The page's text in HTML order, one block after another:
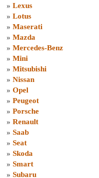
» Lexus
» Lotus
» Maserati
» Mazda
» Mercedes-Benz
» Mini
» Mitsubishi
» Nissan
» Opel
» Peugeot
» Porsche
» Renault
» Saab
» Seat
» Skoda
» Smart
» Subaru